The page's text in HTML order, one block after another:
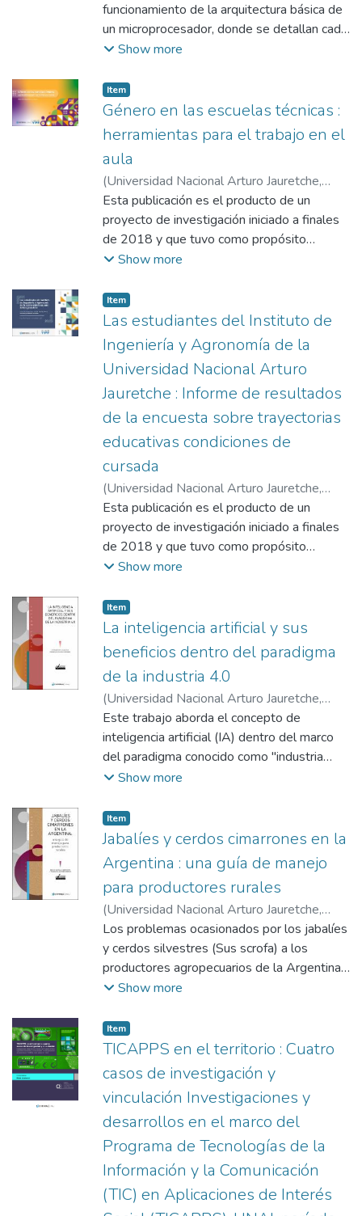
funcionamiento de la arquitectura básica de
un microprocesador, donde se detallan cada
una de las partes en base a la Arquitectura
Es importante conocer las características de
bajo nivel de un procesador (programación
en Assembler) para entender mejor el
funcionamiento interno, es por eso por lo
que se estudia la programación de bajo
nivel de un procesador de 8 bits como el
CPU08, el cual posee una cantidad reducida
de registros y un set de instrucciones que
facilita la programación.
Este texto está especialmente orientado a
informática, donde esta temática se dicta en
la Asignatura de Organización y arquitectura
de computadoras y es de difícil comprensión
para estudiantes con un perfil orientado a la
programación en alto nivel.
Show more
Item type:
Item,
Género en las escuelas técnicas :
herramientas para el trabajo en el
aula
(Universidad Nacional Arturo Jauretche,
2022)Mingo Acuña, Elena
Esta publicación es el producto de un
proyecto de investigación iniciado a finales
de 2018 y que tuvo como propósito
generar estrategias institucionales para
lograr una mayor participación de mujeres
en las carreras ingeniería. Este proyecto fue
realizado con financiamiento de la Fundación
YPF, en virtud del convenio firmado con la
UNAJ.
Show more
Item type:
Item,
Las estudiantes del Instituto de
Ingeniería y Agronomía de la
Universidad Nacional Arturo
Jauretche : Informe de resultados
de la encuesta sobre trayectorias
educativas condiciones de
cursada
(Universidad Nacional Arturo Jauretche,
2022)Mingo Acuña, Elena
Esta publicación es el producto de un
proyecto de investigación iniciado a finales
de 2018 y que tuvo como propósito
generar estrategias institucionales para
lograr una mayor participación de mujeres
en las carreras ingeniería. Este proyecto fue
realizado con financiamiento de la Fundación
YPF, en virtud del convenio firmado con la
UNAJ.
Show more
Item type:
Item,
La inteligencia artificial y sus
beneficios dentro del paradigma
de la industria 4.0
(Universidad Nacional Arturo Jauretche,
2023)Walas Mateo, Federico;Navarro,
Florencia Nataly
Este trabajo aborda el concepto de
inteligencia artificial (IA) dentro del marco
del paradigma conocido como "industria
4.0". Se presentan los conceptos centrales
se realiza una introducción a conceptos
centrales de la IA, su composición, así como
las diferentes herramientas del tipo open
source (OS), que facilitaría la adopción de
esta tecnología en pymes. Por último, se
realiza un análisis de la aplicación de dicho
concepto en las pymes industriales y se
destacan los beneficios asociados tras su
implementación.
Show more
Item type:
Item,
Jabalíes y cerdos cimarrones en la
Argentina : una guía de manejo
para productores rurales
(Universidad Nacional Arturo Jauretche,
2023)Carpinetti, Bruno Nicolás;Merino,
Mariano Lisandro
Los problemas ocasionados por los jabalíes
y cerdos silvestres (Sus scrofa) a los
productores agropecuarios de la Argentina
han sido identificados desde la introducción
últimos años, su constante expansión e
incremento han aumentado los conflictos, ya
no solo con la producción, sino que también
se la ha identificado como un problema para
la conservación de la biodiversidad. En
algunos sitios, este problema se ha
complejizado por el atractivo y el potencial
económico de estos animales como especie
de caza que ha acrecentado su rango de
distribución. El objetivo de este artículo es
Show more
Item type:
Item,
TICAPPS en el territorio : Cuatro
casos de investigación y
vinculación Investigaciones y
desarrollos en el marco del
Programa de Tecnologías de la
Información y la Comunicación
(TIC) en Aplicaciones de Interés